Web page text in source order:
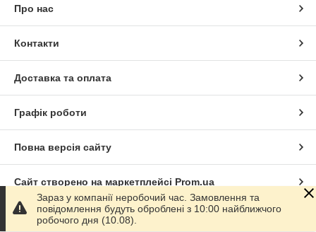
Про нас
Контакти
Доставка та оплата
Графік роботи
Повна версія сайту
Сайт створено на маркетплейсі Prom.ua
Політика конфіденційності
Зараз у компанії неробочий час. Замовлення та
повідомлення будуть оброблені з 10:00 найближчого
робочого дня (10.08).